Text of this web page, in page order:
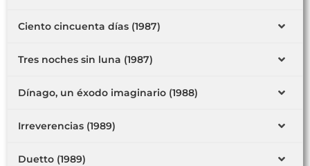
Ciento cincuenta días (1987)
Tres noches sin luna (1987)
Dínago, un éxodo imaginario (1988)
Irreverencias (1989)
Duetto (1989)